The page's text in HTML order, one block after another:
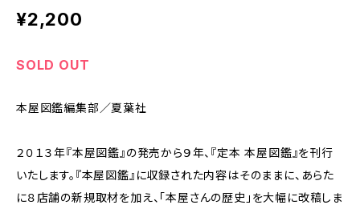
¥2,200
SOLD OUT
本屋図鑑編集部／夏葉社
２０１３年『本屋図鑑』の発売から９年、『定本 本屋図鑑』を刊行
いたします。『本屋図鑑』に収録された内容はそのままに、あらた
に８店舗の新規取材を加え、「本屋さんの歴史」を大幅に改稿しま